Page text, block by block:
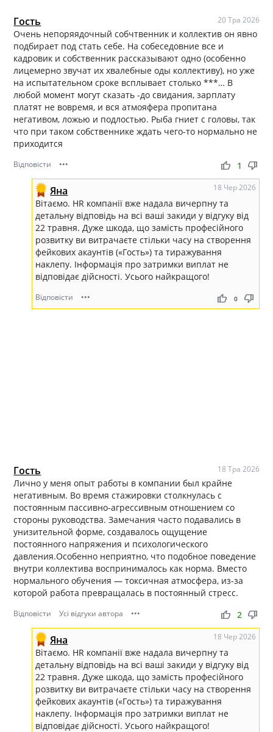
Гость 20 Тра 2026
Очень непоряядочный собчтвенник и коллектив он явно
подбирает под стать себе. На собеседовние все и
кадровик и собственник рассказывают одно (особенно
лицемерно звучат их хвалебные оды коллективу), но уже
на испытательном сроке всплывает столько ***… В
любой момент могут сказать -до свидания, зарплату
платят не вовремя, и вся атмояфера пропитана
негативом, ложью и подлостью. Рыба гниет с головы, так
что при таком собственнике ждать чего-то нормально не
приходится
Відповісти ••• thumb_up thumb_down
1
Яна 18 Чер 2026
Вітаємо. HR компанії вже надала вичерпну та
детальну відповідь на всі ваші закиди у відгуку від
22 травня. Дуже шкода, що замість професійного
розвитку ви витрачаєте стільки часу на створення
фейкових акаунтів («Гость») та тиражування
наклепу. Інформація про затримки виплат не
відповідає дійсності. Усього найкращого!
Відповісти ••• thumb_up thumb_down
0
Гость 18 Тра 2026
Лично у меня опыт работы в компании был крайне
негативным. Во время стажировки столкнулась с
постоянным пассивно-агрессивным отношением со
стороны руководства. Замечания часто подавались в
унизительной форме, создавалось ощущение
постоянного напряжения и психологического
давления.Особенно неприятно, что подобное поведение
внутри коллектива воспринималось как норма. Вместо
нормального обучения — токсичная атмосфера, из-за
которой работа превращалась в постоянный стресс.
Відповісти Усі відгуки автора ••• thumb_up thumb_down
2
Яна 18 Чер 2026
Вітаємо. HR компанії вже надала вичерпну та
детальну відповідь на всі ваші закиди у відгуку від
22 травня. Дуже шкода, що замість професійного
розвитку ви витрачаєте стільки часу на створення
фейкових акаунтів («Гость») та тиражування
наклепу. Інформація про затримки виплат не
відповідає дійсності. Усього найкращого!